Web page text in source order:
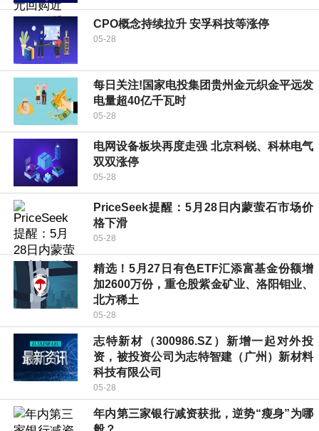
CPO概念持续拉升 安孚科技等涨停
05-28
每日关注!国家电投集团贵州金元织金平远发
电量超40亿千瓦时
05-28
电网设备板块再度走强 北京科锐、科林电气
双双涨停
05-28
PriceSeek提醒：5月28日内蒙萤石市场价
格下滑
05-28
精选！5月27日有色ETF汇添富基金份额增
加2600万份，重仓股紫金矿业、洛阳钼业、
北方稀土
05-28
志特新材（300986.SZ）新增一起对外投
资，被投资公司为志特智建（广州）新材料
科技有限公司
05-28
年内第三家银行减资获批，逆势“瘦身”为哪